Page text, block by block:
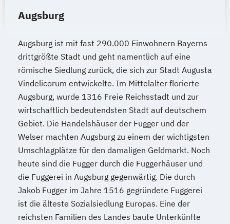
Fachrichtung "Psychologische/r Berater/-
Heilpraktiker/-in für Psychotherapie
Fachrichtung "Systemische Beratung"
Klassische Homöopathie
Klassische Veterinärhomöopathie
Konfliktmanager/in
Lernberater/-in
NLP Tools in der psychologischen
Beratungspraxis
Paarberater/ -in
Paarberater/-in + Systemische/r Berater/-
in
Personal Trainer/-in
Personal Trainer/-in Fachrichtung "Fitness
Augsburg
Augsburg ist mit fast 290.000 Einwohnern Bayerns
drittgrößte Stadt und geht namentlich auf eine
römische Siedlung zurück, die sich zur Stadt Augusta
Vindelicorum entwickelte. Im Mittelalter florierte
Augsburg, wurde 1316 Freie Reichsstadt und zur
wirtschaftlich bedeutendsten Stadt auf deutschem
Gebiet. Die Handelshäuser der Fugger und der
Welser machten Augsburg zu einem der wichtigsten
Umschlagplätze für den damaligen Geldmarkt. Noch
heute sind die Fugger durch die Fuggerhäuser und
die Fuggerei in Augsburg gegenwärtig. Die durch
Jakob Fugger im Jahre 1516 gegründete Fuggerei
ist die älteste Sozialsiedlung Europas. Eine der
reichsten Familien des Landes baute Unterkünfte